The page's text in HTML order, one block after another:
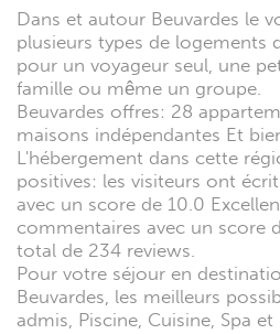
Dans et autour Beuvardes le
plusieurs types de logements
pour un voyageur seul, une
famille ou même un groupe.
Beuvardes offres: 28
maisons indépendantes Et
L'hébergement dans cette
positives: les visiteurs ont
avec un score de 10.0
commentaires avec un score
total de 234 reviews.
Pour votre séjour en
Beuvardes, les meilleurs
admis, Piscine, Cuisine, Spa et